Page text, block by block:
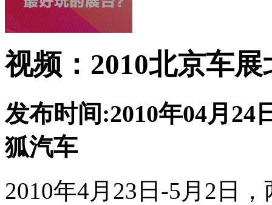
视频：2010北京车
发布时间:2010年04月24
狐汽车
2010年4月23日-5月2日